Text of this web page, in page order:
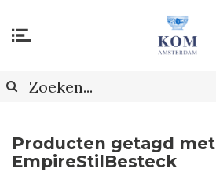
Producten getagd met
EmpireStilBesteck